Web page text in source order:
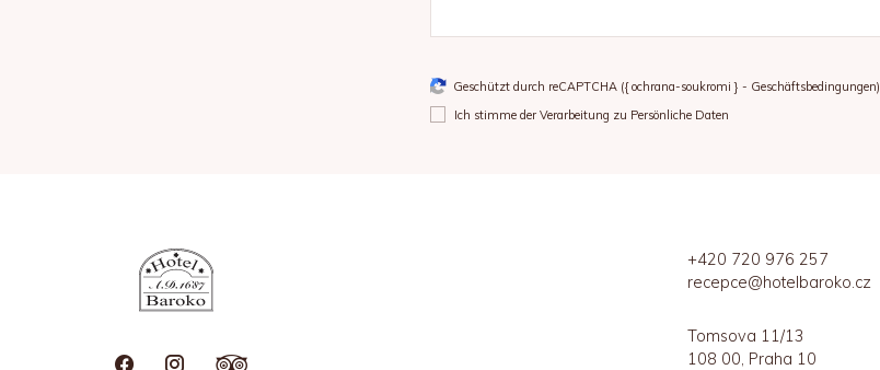
Geschützt durch reCAPTCHA ({ ochrana-soukromi } - Geschäftsbedingungen)
Ich stimme der Verarbeitung zu Persönliche Daten
+420 720 976 257
recepce@hotelbaroko.cz
Tomsova 11/13
108 00, Praha 10